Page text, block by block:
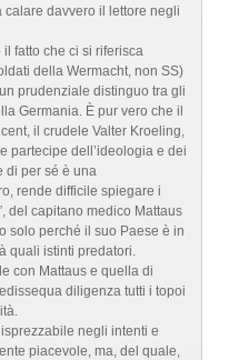
calare davvero il lettore negli
fatto che ci si riferisca
della Wermacht, non SS)
prudenziale distinguo tra gli
Germania. È pur vero che il
il crudele Valter Kroeling,
partecipe dell’ideologia e dei
di per sé è una
rende difficile spiegare i
del capitano medico Mattaus
solo perché il suo Paese è in
quali istinti predatori.
con Mattaus e quella di
diligenza tutti i topoi
negli intenti e
piacevole, ma, del quale,